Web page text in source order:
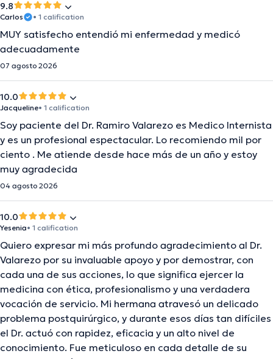
9.8
Carlos • 1 calification
MUY satisfecho entendió mi enfermedad y medicó
adecuadamente
07 agosto 2026
10.0
Jacqueline• 1 calification
Soy paciente del Dr. Ramiro Valarezo es Medico Internista
y es un profesional espectacular. Lo recomiendo mil por
ciento . Me atiende desde hace más de un año y estoy
muy agradecida
04 agosto 2026
10.0
Yesenia• 1 calification
Quiero expresar mi más profundo agradecimiento al Dr.
Valarezo por su invaluable apoyo y por demostrar, con
cada una de sus acciones, lo que significa ejercer la
medicina con ética, profesionalismo y una verdadera
vocación de servicio. Mi hermana atravesó un delicado
problema postquirúrgico, y durante esos días tan difíciles
el Dr. actuó con rapidez, eficacia y un alto nivel de
conocimiento. Fue meticuloso en cada detalle de su